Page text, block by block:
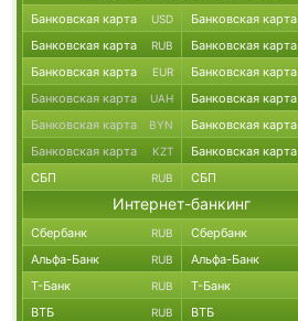
Банковская карта USD Банковская карта
Банковская карта RUB Банковская карта
Банковская карта EUR Банковская карта
Банковская карта UAH Банковская карта
Банковская карта BYN Банковская карта
Банковская карта KZT Банковская карта
СБП RUB СБП
Интернет-банкинг
Сбербанк RUB Сбербанк
Альфа-Банк RUB Альфа-Банк
Т-Банк RUB Т-Банк
ВТБ RUB ВТБ